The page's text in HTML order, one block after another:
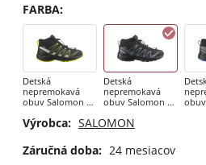
FARBA:
Detská
nepremokavá
obuv Salomon XA
CSWP J Black /
Dlicgreen
Detská
nepremokavá
obuv Salomon XA
CSWP J
obuv
Výrobca: SALOMON
Záručná doba: 24 mesiacov